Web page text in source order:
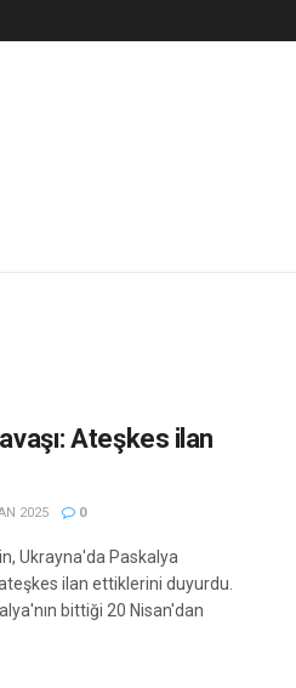
Ateşkes ilan
2025 0
Ukrayna'da Paskalya
ilan ettiklerini duyurdu.
bittiği 20 Nisan'dan